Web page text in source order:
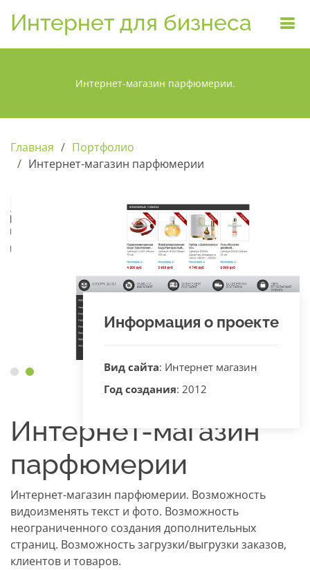
Интернет для бизнеса
Интернет-магазин парфюмерии.
Главная
Портфолио
Интернет-магазин парфюмерии
Информация о проекте
Вид сайта: Интернет магазин
Год создания: 2012
Интернет-магазин
парфюмерии
Интернет-магазин парфюмерии. Возможность
видоизменять текст и фото. Возможность
неограниченного создания дополнительных
страниц. Возможность загрузки/выгрузки заказов,
клиентов и товаров.